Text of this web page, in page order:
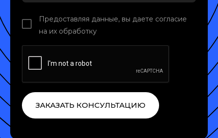
Предоставляя данные, вы даете согласие
на их обработку
ЗАКАЗАТЬ КОНСУЛЬТАЦИЮ